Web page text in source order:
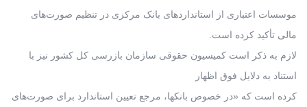
موسسات اعتباری از استانداردهای بانک مرکزی در تنظیم صورت‌های
مالی تأکید کرده است.
لازم به ذکر است کمیسیون حقوقی سازمان بازرسی کل کشور نیز با
استناد به دلایل فوق اظهار
کرده است که «در خصوص بانکها، مرجع تعیین استاندارد برای صورت‌های